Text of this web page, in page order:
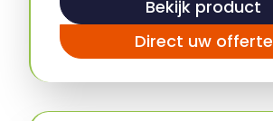
Bekijk product
Direct uw offerte